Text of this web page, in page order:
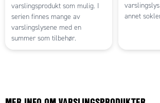
varslingsprodukt som mulig. I
serien finnes mange av
varslingslysene med en
summer som tilbehør.
annet